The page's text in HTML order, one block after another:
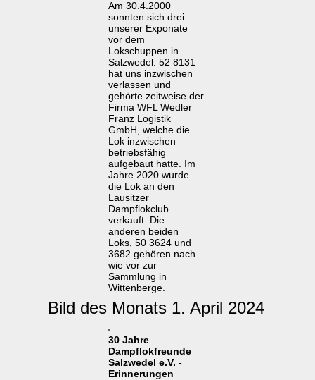
Am 30.4.2000
sonnten sich drei
unserer Exponate
vor dem
Lokschuppen in
Salzwedel. 52 8131
hat uns inzwischen
verlassen und
gehörte zeitweise der
Firma WFL Wedler
Franz Logistik
GmbH, welche die
Lok inzwischen
betriebsfähig
aufgebaut hatte. Im
Jahre 2020 wurde
die Lok an den
Lausitzer
Dampflokclub
verkauft. Die
anderen beiden
Loks, 50 3624 und
3682 gehören nach
wie vor zur
Sammlung in
Wittenberge.
Bild des Monats 1. April 2024
30 Jahre
Dampflokfreunde
Salzwedel e.V. -
Erinnerungen